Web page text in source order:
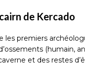
de Kercado
les premiers
(humain,
et des restes